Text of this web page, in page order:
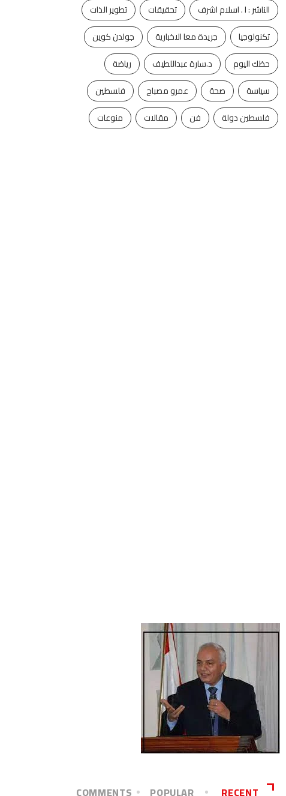
آخر الأخبار الفن
كايروكى الحفلة الثانية بـ
آخر الأخبار
ليه الأرض لها قمر واحد
الناشر : ا . اسلام اشرف
تحقيقات
تطوير الذات
تكنولوجيا
جريدة معا الاخبارية
جولدن كوين
حظك اليوم
د.سارة عبداللطيف
رياضة
سياسة
صحة عمرو مصباح
فلسطين
فلسطين دولة
فن مقالات منوعات
RECENT
POPULAR
COMMENTS